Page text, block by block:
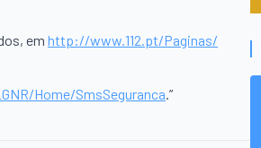
em http://www.112.pt/Paginas/
Home/SmsSeguranca.”